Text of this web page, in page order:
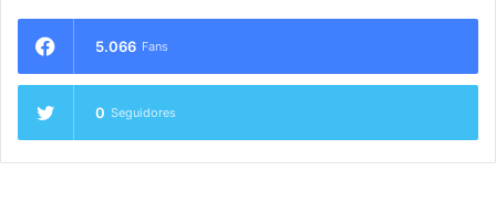
5.066 Fans
0 Seguidores